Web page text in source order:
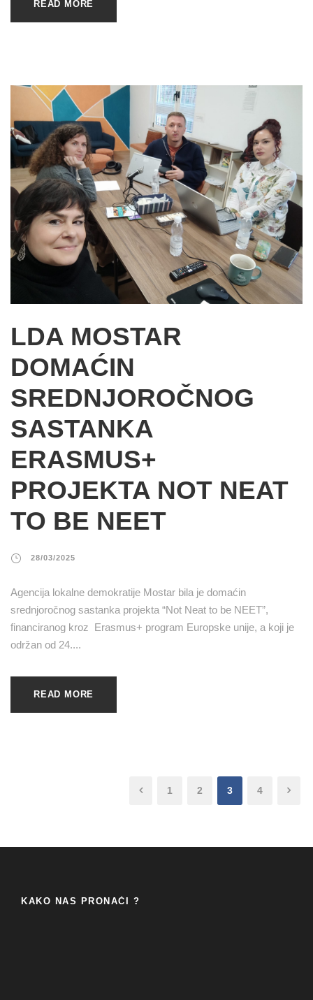
READ MORE
LDA MOSTAR
DOMAĆIN
SREDNJOROČNOG
SASTANKA
ERASMUS+
PROJEKTA NOT NEAT
TO BE NEET
28/03/2025
Agencija lokalne demokratije Mostar bila je domaćin
srednjoročnog sastanka projekta “Not Neat to be NEET”,
financiranog kroz Erasmus+ program Europske unije, a koji je
održan od 24....
READ MORE
1 2 3 4
KAKO NAS PRONAĆI ?